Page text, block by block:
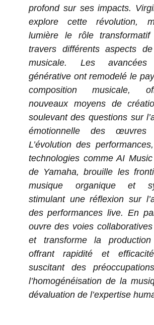
profond sur ses impacts.
explore cette révolution,
lumière le rôle
travers différents aspects de
musicale. Les
générative ont remodelé le
composition musicale,
nouveaux moyens de
soulevant des questions sur
émotionnelle des œuvres
L’évolution des
technologies comme AI
de Yamaha, brouille les
musique organique et
stimulant une réflexion sur
des performances live. En
ouvre des voies
et transforme la production
offrant rapidité et
suscitant des
l’homogénéisation de la
dévaluation de l’expertise